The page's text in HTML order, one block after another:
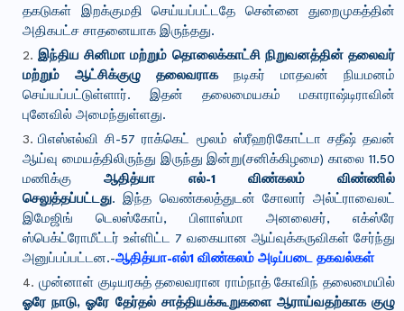
தகடுகள் இறக்குமதி செய்யப்பட்டதே சென்னை துறைமுகத்தின்
அதிகபட்ச சாதனையாக இருந்தது.
இந்திய சினிமா மற்றும் தொலைக்காட்சி நிறுவனத்தின் தலைவர்
மற்றும் ஆட்சிக்குழு தலைவராகநடிகர் மாதவன் நியமனம்
செய்யப்பட்டுள்ளார். இதன் தலைமையகம் மகாராஷ்டிராவின்
புனேவில் அமைந்துள்ளது.
பிஎஸ்எல்வி சி-57 ராக்கெட் மூலம் ஸ்ரீஹரிகோட்டா சதீஷ் தவன்
ஆய்வு மையத்திலிருந்து இருந்து இன்று(சனிக்கிழமை) காலை 11.50
மணிக்குஆதித்யா எல்-1 விண்கலம் விண்ணில்
செலுத்தப்பட்டது. இந்த வெண்கலத்துடன் சோலார் அல்ட்ராவைலட்
இமேஜிங் டெலஸ்கோப், பிளாஸ்மா அனலைசர், எக்ஸ்ரே
ஸ்பெக்ட்ரோமீட்டர் உள்ளிட்ட 7 வகையான ஆய்வுக்கருவிகள் சேர்ந்து
அனுப்பப்பட்டன.-ஆதித்யா-எல்1 விண்கலம் அடிப்படை தகவல்கள்
முன்னாள் குடியரசுத் தலைவரான ராம்நாத் கோவிந் தலைமையில்
ஓரே நாடு, ஓரே தேர்தல் சாத்தியக்கூறுகளை ஆராய்வதற்காக குழு